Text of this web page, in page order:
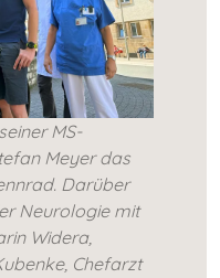
MS-
Meyer das
Darüber
Neurologie mit
Widera,
Chefarzt